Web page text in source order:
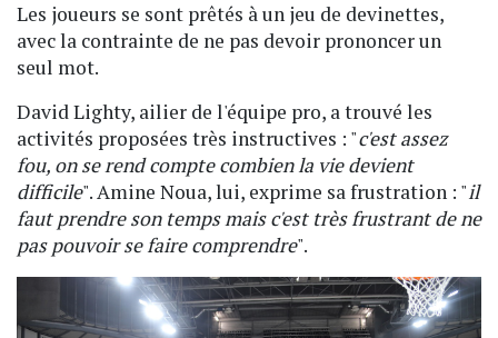
Les joueurs se sont prêtés à un jeu de devinettes,
avec la contrainte de ne pas devoir prononcer un
seul mot.
David Lighty, ailier de l'équipe pro, a trouvé les
activités proposées très instructives : "c'est assez
fou, on se rend compte combien la vie devient
difficile". Amine Noua, lui, exprime sa frustration : "il
faut prendre son temps mais c'est très frustrant de ne
pas pouvoir se faire comprendre".